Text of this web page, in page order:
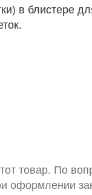
в блистере
товар. По
оформлении